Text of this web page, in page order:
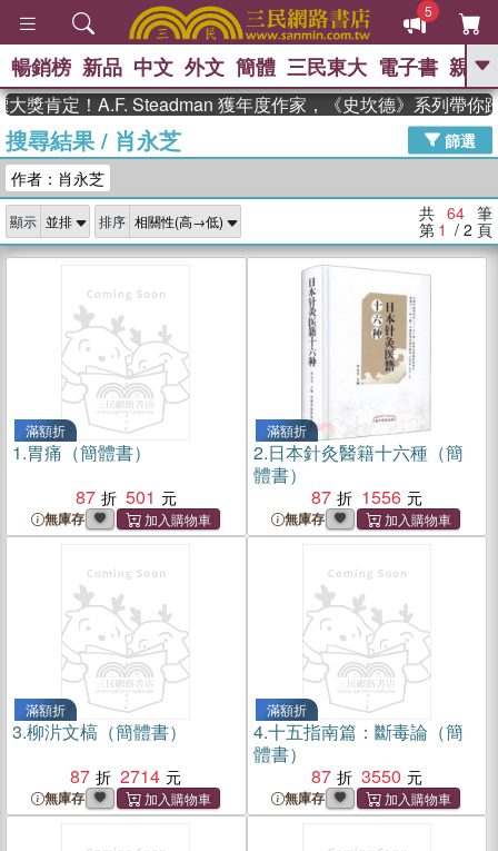
5
GO
高希均教授回憶錄
、 The Odyssey 、 父親節 、 如果歷
獎 臺灣漫遊錄 、 方念華 、 台灣的李
登輝時代
數學女孩：黎曼猜想 、
偉大的迷走神經
暢銷榜 新品 中文 外文 簡體 三民東大 電子書 親子
肯定！A.F. Steadman 獲年度作家，《史坎德》系列帶你踏上
搜尋結果/ 肖永芝
篩選
作者：肖永芝
顯示 排序 共 64 筆
第 1 / 2 頁
滿額折
1.胃痛（簡體書）
87
501
無庫存
滿額折
2.日本針灸醫籍十六種（簡
體書）
87
1556
無庫存
滿額折
3.柳沜文槁（簡體書）
87
2714
無庫存
滿額折
4.十五指南篇：斷毒論（簡
體書）
87
3550
無庫存